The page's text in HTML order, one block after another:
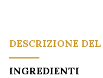
DESCRIZIONE
INGREDIENTI